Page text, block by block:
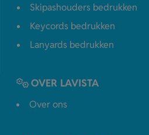
Skipashouders bedrukken
Keycords bedrukken
Lanyards bedrukken
OVER LAVISTA
Over ons